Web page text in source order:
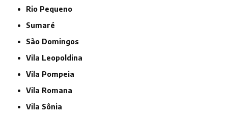
Rio Pequeno
Sumaré
São Domingos
Vila Leopoldina
Vila Pompeia
Vila Romana
Vila Sônia